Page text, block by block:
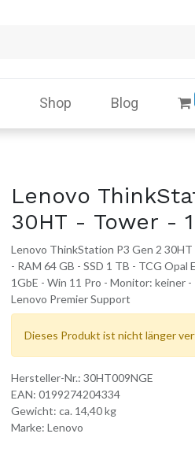
Shop Blog
Lenovo
30HT - Tower - 1
Lenovo ThinkStation P3 Gen 2
- RAM 64 GB - SSD 1 TB - TCG
1GbE - Win 11 Pro - Monitor: keiner
Lenovo Premier Support
Dieses Produkt ist nicht länger
Hersteller-Nr.: 30HT009NGE
EAN: 0199274204334
Gewicht: ca. 14,40kg
Marke: Lenovo